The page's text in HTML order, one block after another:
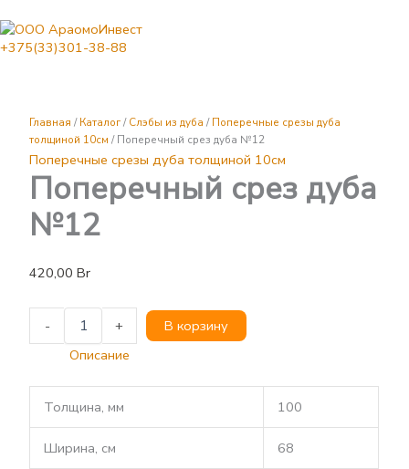
+375(33)301-38-88
Главная /Каталог/Слэбы из дуба /Поперечные срезы дуба
толщиной 10см / Поперечный срез дуба №12
Поперечные срезы дуба толщиной 10см
Поперечный срез дуба
№12
420,00Br
-
срез
дуба
№12
+
В корзину
Описание
Толщина, мм 100
Ширина, см
68